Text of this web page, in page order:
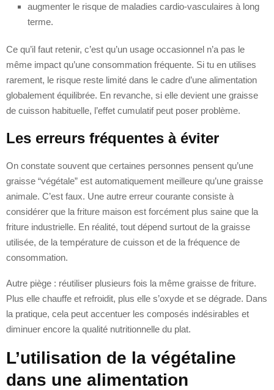
augmenter le risque de maladies cardio-vasculaires à long
terme.
Ce qu’il faut retenir, c’est qu’un usage occasionnel n’a pas le
même impact qu’une consommation fréquente. Si tu en utilises
rarement, le risque reste limité dans le cadre d’une alimentation
globalement équilibrée. En revanche, si elle devient une graisse
de cuisson habituelle, l’effet cumulatif peut poser problème.
Les erreurs fréquentes à éviter
On constate souvent que certaines personnes pensent qu’une
graisse “végétale” est automatiquement meilleure qu’une graisse
animale. C’est faux. Une autre erreur courante consiste à
considérer que la friture maison est forcément plus saine que la
friture industrielle. En réalité, tout dépend surtout de la graisse
utilisée, de la température de cuisson et de la fréquence de
consommation.
Autre piège : réutiliser plusieurs fois la même graisse de friture.
Plus elle chauffe et refroidit, plus elle s’oxyde et se dégrade. Dans
la pratique, cela peut accentuer les composés indésirables et
diminuer encore la qualité nutritionnelle du plat.
L’utilisation de la végétaline
dans une alimentation